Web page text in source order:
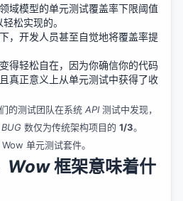
域模型的单元测试覆盖率下限阈值
松实现的。
，开发人员甚至自觉地将覆盖率提
得轻松自在，因为你确信你的代码
真正意义上从单元测试中获得了收
的测试团队在系统 API 测试中发现，
BUG 数仅为传统架构项目的 1/3。
Wow 单元测试套件。
Wow 框架意味着什